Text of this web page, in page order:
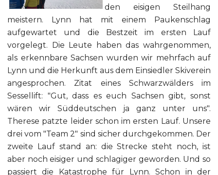
den eisigen Steilhang
meistern. Lynn hat mit einem Paukenschlag
aufgewartet und die Bestzeit im ersten Lauf
vorgelegt. Die Leute haben das wahrgenommen,
als erkennbare Sachsen wurden wir mehrfach auf
Lynn und die Herkunft aus dem Einsiedler Skiverein
angesprochen. Zitat eines Schwarzwälders im
Sessellift: "Gut, dass es euch Sachsen gibt, sonst
wären wir Süddeutschen ja ganz unter uns".
Therese patzte leider schon im ersten Lauf. Unsere
drei vom "Team 2" sind sicher durchgekommen. Der
zweite Lauf stand an: die Strecke steht noch, ist
aber noch eisiger und schlagiger geworden. Und so
passiert die Katastrophe für Lynn. Schon in der